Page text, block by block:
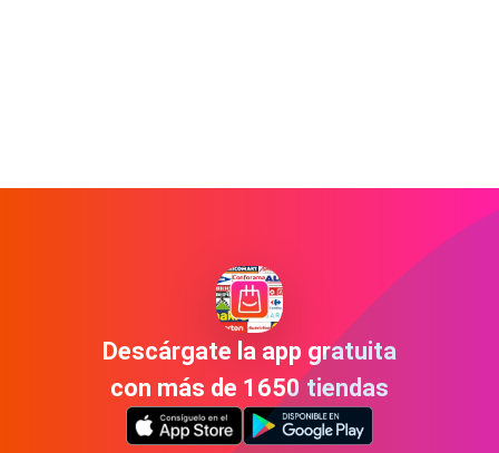
Descárgate la app gratuita
con más de 1650 tiendas